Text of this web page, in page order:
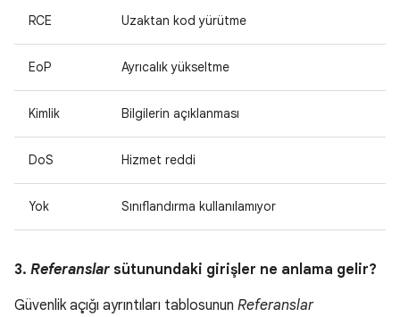
RCE Uzaktan kod yürütme
EoP Ayrıcalık yükseltme
Kimlik Bilgilerin açıklanması
DoS Hizmet reddi
Yok Sınıflandırma kullanılamıyor
3. Referanslar sütunundaki girişler ne anlama gelir?
Güvenlik açığı ayrıntıları tablosunun Referanslar